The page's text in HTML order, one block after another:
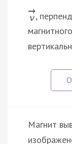
→
v,
Магнит